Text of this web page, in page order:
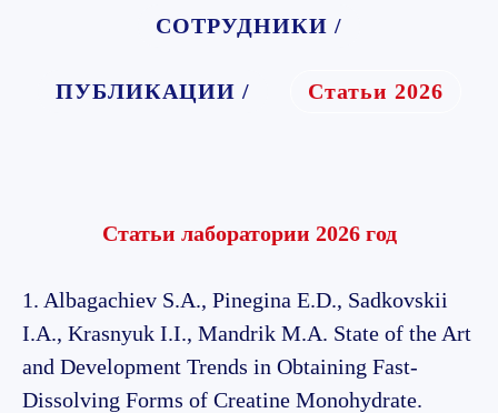
СОТРУДНИКИ /
ПУБЛИКАЦИИ / Статьи 2026
Статьи лаборатории 2026 год
1. Albagachiev S.A., Pinegina E.D., Sadkovskii
I.A., Krasnyuk I.I., Mandrik M.A. State of the Art
and Development Trends in Obtaining Fast-
Dissolving Forms of Creatine Monohydrate.